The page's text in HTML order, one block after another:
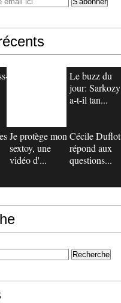
Le buzz du
jour: Sarkozy
a-t-il tan...
Je protège mon
sextoy, une
vidéo d'...
Cécile Duflot
répond aux
questions...